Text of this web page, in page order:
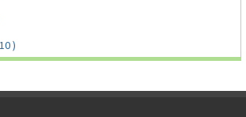
)